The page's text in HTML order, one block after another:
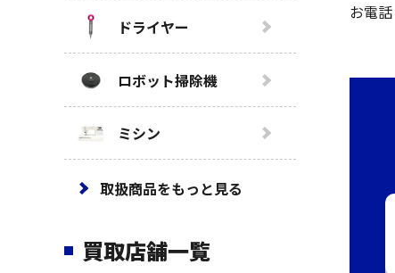
お電
ドライヤー
ロボット掃除機
ミシン
取扱商品をもっと見る
買取店舗一覧